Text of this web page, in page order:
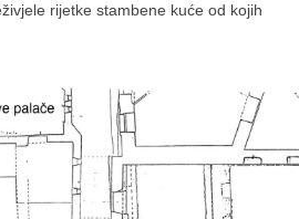
rijetke stambene kuće od kojih